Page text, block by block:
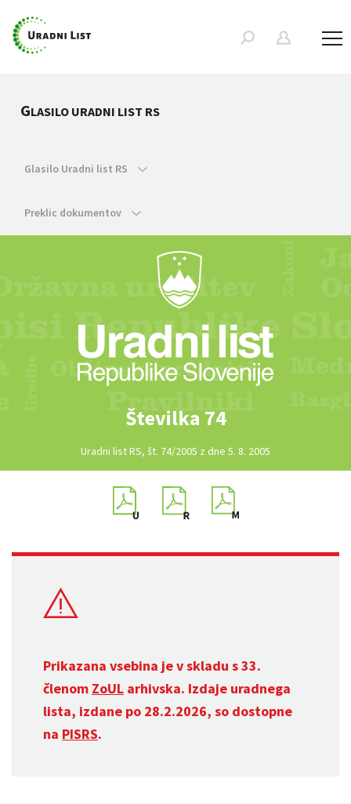
GLASILO URADNI LIST RS
Glasilo Uradni list RS
Preklic dokumentov
Številka 74
Uradni list RS, št. 74/2005 z dne 5. 8. 2005
Prikazana vsebina je v skladu s 33.
členom ZoUL arhivska. Izdaje uradnega
lista, izdane po 28.2.2026, so dostopne
na PISRS.